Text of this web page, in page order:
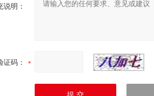
说明：
证码：